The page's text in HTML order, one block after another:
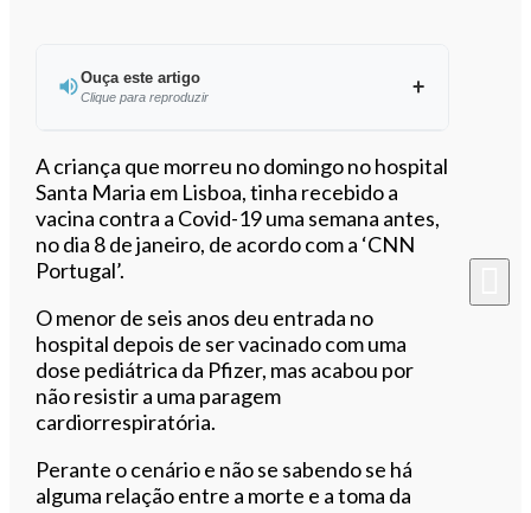
Ouça este artigo
Clique para reproduzir
Ouvir este artigo
A criança que morreu no domingo no hospital
Santa Maria em Lisboa, tinha recebido a
vacina contra a Covid-19 uma semana antes,
no dia 8 de janeiro, de acordo com a ‘CNN
Portugal’.
O menor de seis anos deu entrada no
hospital depois de ser vacinado com uma
dose pediátrica da Pfizer, mas acabou por
não resistir a uma paragem
cardiorrespiratória.
Perante o cenário e não se sabendo se há
alguma relação entre a morte e a toma da